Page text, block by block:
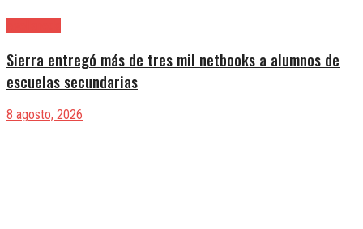
Sierra entregó más de tres mil netbooks a alumnos de
escuelas secundarias
8 agosto, 2026